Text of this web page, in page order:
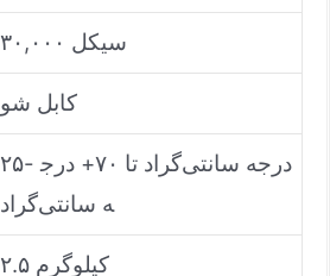
۳۰,۰۰۰ سیکل
کابل شو
۲۵- درجه سانتی‌گراد تا ۷۰+ درج
ه سانتی‌گراد
۲.۵ کیلوگرم